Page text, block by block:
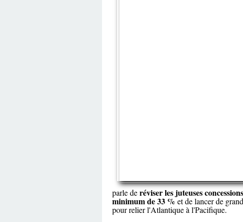
parle deréviser les juteuses
minimum de 33 %et de lancer de
pour relier l'Atlantique à l'Pacifique.